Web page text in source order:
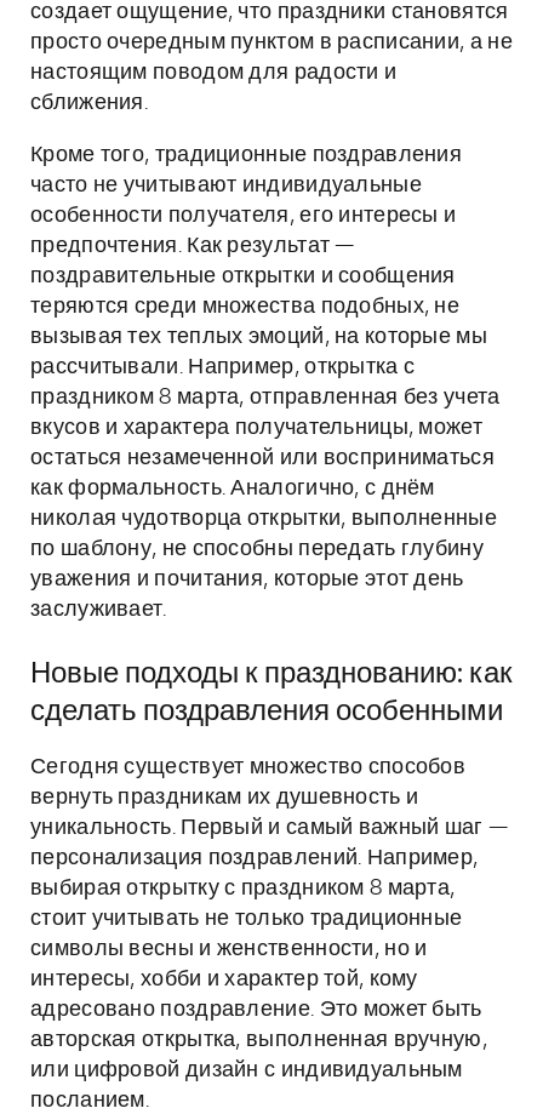
создает ощущение, что праздники становятся
просто очередным пунктом в расписании, а не
настоящим поводом для радости и
сближения.
Кроме того, традиционные поздравления
часто не учитывают индивидуальные
особенности получателя, его интересы и
предпочтения. Как результат —
поздравительные открытки и сообщения
теряются среди множества подобных, не
вызывая тех теплых эмоций, на которые мы
рассчитывали. Например, открытка с
праздником 8 марта, отправленная без учета
вкусов и характера получательницы, может
остаться незамеченной или восприниматься
как формальность. Аналогично, с днём
николая чудотворца открытки, выполненные
по шаблону, не способны передать глубину
уважения и почитания, которые этот день
заслуживает.
Новые подходы к празднованию: как
сделать поздравления особенными
Сегодня существует множество способов
вернуть праздникам их душевность и
уникальность. Первый и самый важный шаг —
персонализация поздравлений. Например,
выбирая открытку с праздником 8 марта,
стоит учитывать не только традиционные
символы весны и женственности, но и
интересы, хобби и характер той, кому
адресовано поздравление. Это может быть
авторская открытка, выполненная вручную,
или цифровой дизайн с индивидуальным
посланием.